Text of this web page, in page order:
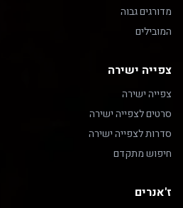
מדורגים גבוה
המובילים
צפייה ישירה
צפייה ישירה
סרטים לצפייה ישירה
סדרות לצפייה ישירה
חיפוש מתקדם
ז'אנרים